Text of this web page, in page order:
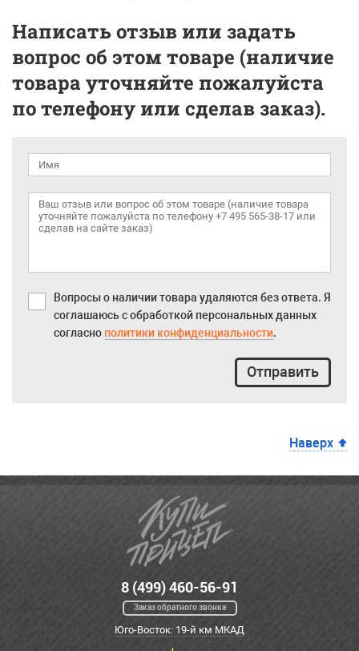
Написать отзыв или задать
вопрос об этом товаре (наличие
товара уточняйте пожалуйста
по телефону или сделав заказ).
Вопросы о наличии товара удаляются без ответа. Я
соглашаюсь с обработкой персональных данных
согласно политики конфиденциальности.
Отправить
Наверх
8 (499) 460-56-91
Заказ обратного звонка
Юго-Восток: 19-й км МКАД